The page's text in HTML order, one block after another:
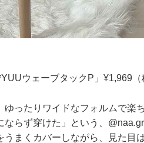
ウェーブタックP」¥1,969（
ゆったりワイドなフォルムで楽
ならず穿けた」という、
うまくカバーしながら、見た目